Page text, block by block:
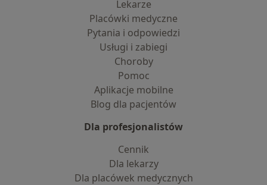
Lekarze
Placówki medyczne
Pytania i odpowiedzi
Usługi i zabiegi
Choroby
Pomoc
Aplikacje mobilne
Blog dla pacjentów
Dla profesjonalistów
Cennik
Dla lekarzy
Dla placówek medycznych